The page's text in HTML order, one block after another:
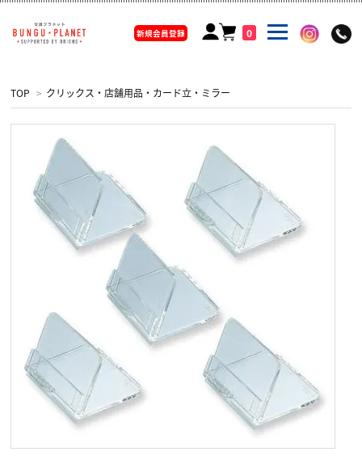
0
新規会員登録
TOP > クリックス・店舗用品・カード立・ミラー